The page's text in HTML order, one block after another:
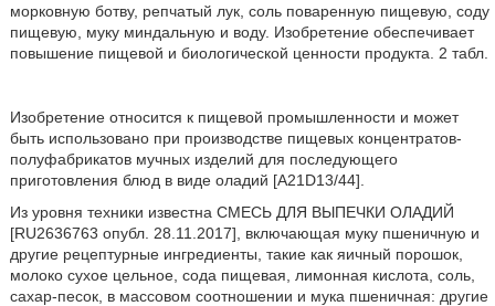
морковную ботву, репчатый лук, соль поваренную пищевую, соду
пищевую, муку миндальную и воду. Изобретение обеспечивает
повышение пищевой и биологической ценности продукта. 2 табл.
Изобретение относится к пищевой промышленности и может
быть использовано при производстве пищевых концентратов-
полуфабрикатов мучных изделий для последующего
приготовления блюд в виде оладий [A21D13/44].
Из уровня техники известна СМЕСЬ ДЛЯ ВЫПЕЧКИ ОЛАДИЙ
[RU2636763 опубл. 28.11.2017], включающая муку пшеничную и
другие рецептурные ингредиенты, такие как яичный порошок,
молоко сухое цельное, сода пищевая, лимонная кислота, соль,
сахар-песок, в массовом соотношении и мука пшеничная: другие